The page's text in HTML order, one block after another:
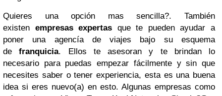
Quieres una opción mas sencilla?. También
existen empresas expertas que te pueden ayudar a
poner una agencía de viajes bajo su esquema
defranquicia. Ellos te asesoran y te brindan lo
necesario para puedas empezar fácilmente y sin que
necesites saber o tener experiencia, esta es una buena
idea si eres nuevo(a) en esto. Algunas empresas como